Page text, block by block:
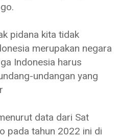
pidana kita tidak
merupakan negara
Indonesia harus
undangan yang
data dari Sat
pada tahun 2022 ini di